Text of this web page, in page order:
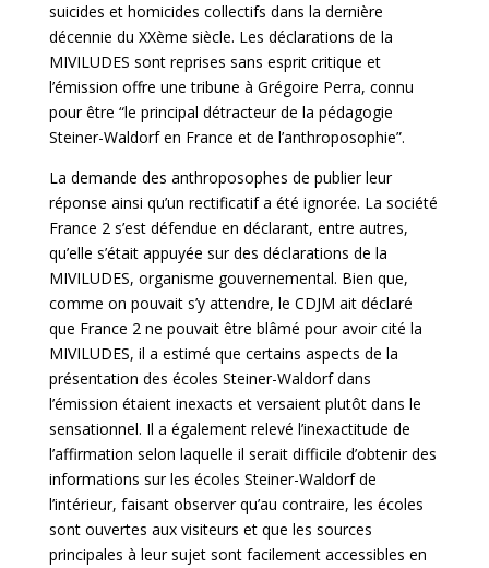
suicides et homicides collectifs dans la dernière
décennie du XXème siècle. Les déclarations de la
MIVILUDES sont reprises sans esprit critique et
l’émission offre une tribune à Grégoire Perra, connu
pour être “le principal détracteur de la pédagogie
Steiner-Waldorf en France et de l’anthroposophie”.
La demande des anthroposophes de publier leur
réponse ainsi qu’un rectificatif a été ignorée. La société
France 2 s’est défendue en déclarant, entre autres,
qu’elle s’était appuyée sur des déclarations de la
MIVILUDES, organisme gouvernemental. Bien que,
comme on pouvait s’y attendre, le CDJM ait déclaré
que France 2 ne pouvait être blâmé pour avoir cité la
MIVILUDES, il a estimé que certains aspects de la
présentation des écoles Steiner-Waldorf dans
l’émission étaient inexacts et versaient plutôt dans le
sensationnel. Il a également relevé l’inexactitude de
l’affirmation selon laquelle il serait difficile d’obtenir des
informations sur les écoles Steiner-Waldorf de
l’intérieur, faisant observer qu’au contraire, les écoles
sont ouvertes aux visiteurs et que les sources
principales à leur sujet sont facilement accessibles en